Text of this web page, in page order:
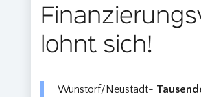
lohnt sich!
Wunstorf/Neustadt-